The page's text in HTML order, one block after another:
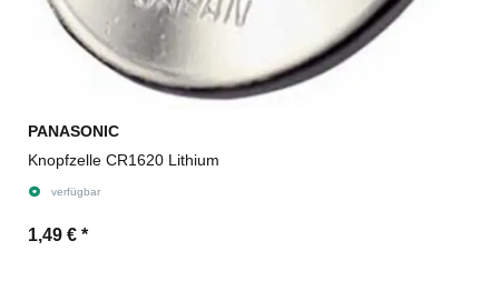
PANASONIC
Knopfzelle CR1620 Lithium
verfügbar
1,49 € *